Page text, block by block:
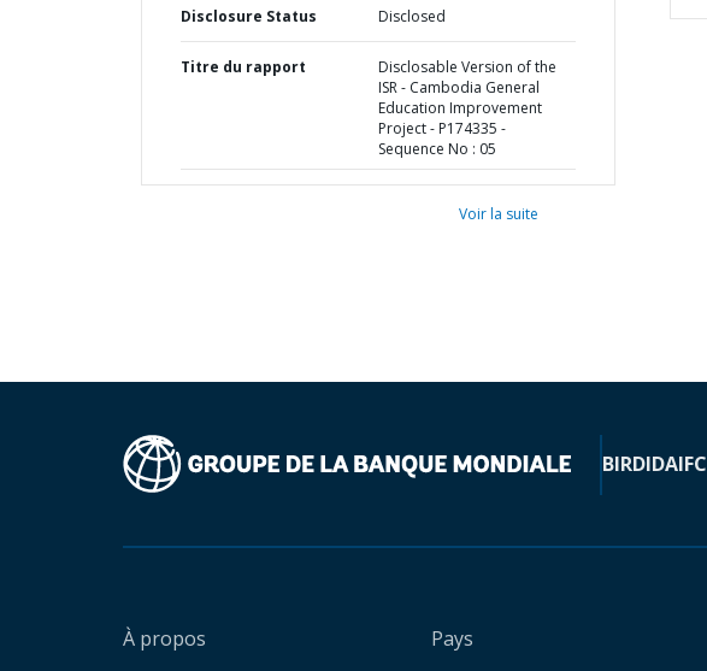
Disclosure Status Disclosed
Titre du rapport
Disclosable Version of the
ISR - Cambodia General
Education Improvement
Project - P174335 -
Sequence No : 05
Voir la suite
BIRDIDAIFC
À propos Pays